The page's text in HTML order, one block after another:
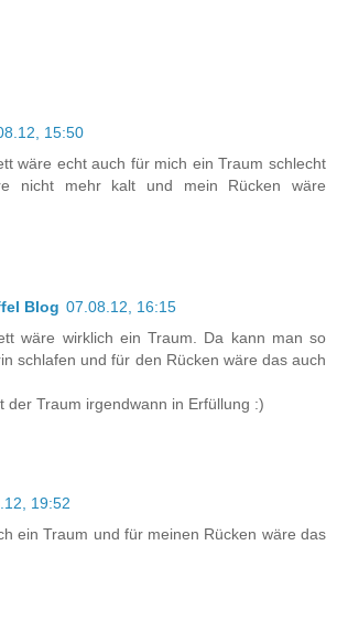
15:50
wäre echt auch für mich ein Traum schlecht
nicht mehr kalt und mein Rücken wäre
Blog 07.08.12, 16:15
wäre wirklich ein Traum. Da kann man so
schlafen und für den Rücken wäre das auch
der Traum irgendwann in Erfüllung :)
19:52
ein Traum und für meinen Rücken wäre das